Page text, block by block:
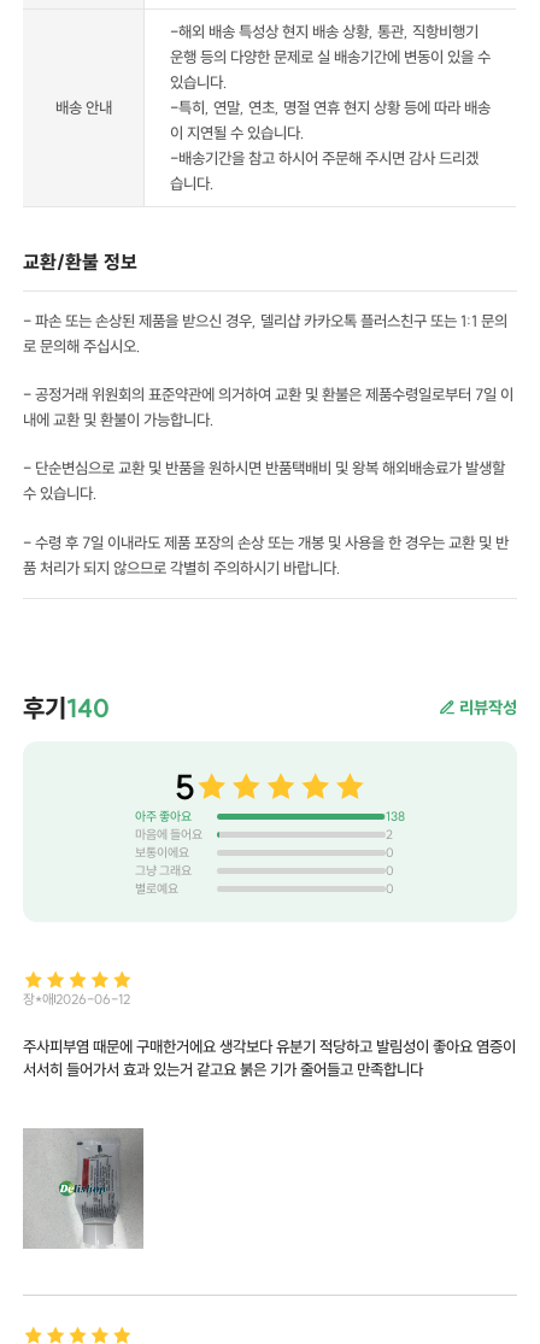
배송 안내
-해외 배송 특성상 현지 배송 상황, 통관, 직항비행기
운행 등의 다양한 문제로 실 배송기간에 변동이 있을 수
있습니다.
-특히, 연말, 연초, 명절 연휴 현지 상황 등에 따라 배송
이 지연될 수 있습니다.
-배송기간을 참고 하시어 주문해 주시면 감사 드리겠
습니다.
교환/환불 정보
- 파손 또는 손상된 제품을 받으신 경우, 델리샵 카카오톡 플러스친구 또는 1:1 문의
로 문의해 주십시오.
- 공정거래 위원회의 표준약관에 의거하여 교환 및 환불은 제품수령일로부터 7일 이
내에 교환 및 환불이 가능합니다.
- 단순변심으로 교환 및 반품을 원하시면 반품택배비 및 왕복 해외배송료가 발생할
수 있습니다.
- 수령 후 7일 이내라도 제품 포장의 손상 또는 개봉 및 사용을 한 경우는 교환 및 반
품 처리가 되지 않으므로 각별히 주의하시기 바랍니다.
후기140 리뷰작성
5
아주 좋아요
138
마음에 들어요
2
보통이에요
0
그냥 그래요
0
별로예요
0
장*애2026-06-12
주사피부염 때문에 구매한거에요 생각보다 유분기 적당하고 발림성이 좋아요 염증이
서서히 들어가서 효과 있는거 같고요 붉은 기가 줄어들고 만족합니다